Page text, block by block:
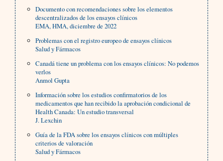
Documento con recomendaciones sobre los elementos
descentralizados de los ensayos clínicos
EMA, HMA, diciembre de 2022
Problemas con el registro europeo de ensayos clínicos
Salud y Fármacos
Canadá tiene un problema con los ensayos clínicos: No podemos
verlos
Anmol Gupta
Información sobre los estudios confirmatorios de los
medicamentos que han recibido la aprobación condicional de
Health Canada: Un estudio transversal
J. Lexchin
Guía de la FDA sobre los ensayos clínicos con múltiples
criterios de valoración
Salud y Fármacos